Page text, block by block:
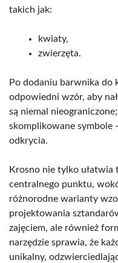
takich jak:
kwiaty,
zwierzęta.
Po dodaniu barwnika do
odpowiedni wzór, aby
są niemal
skomplikowane symbole
odkrycia.
Krosno nie tylko ułatwia
centralnego punktu,
różnorodne warianty
projektowania
zajęciem, ale również
narzędzie sprawia, że
unikalny,